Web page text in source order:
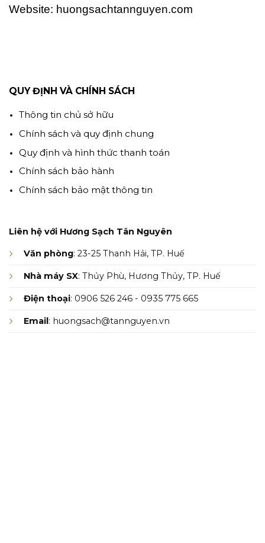
Website: huongsachtannguyen.com
QUY ĐỊNH VÀ CHÍNH SÁCH
Thông tin chủ sở hữu
Chính sách và quy định chung
Quy định và hình thức thanh toán
Chính sách bảo hành
Chính sách bảo mật thông tin
Liên hệ với Hương Sạch Tân Nguyên
Văn phòng: 23-25 Thanh Hải, TP. Huế
Nhà máy SX: Thủy Phù, Hương Thủy, TP. Huế
Điện thoại: 0906 526 246 - 0935 775 665
Email: huongsach@tannguyen.vn